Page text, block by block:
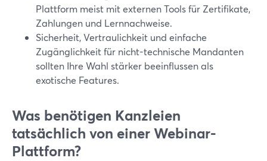
Plattform meist mit externen Tools für Zertifikate,
Zahlungen und Lernnachweise.
Sicherheit, Vertraulichkeit und einfache
Zugänglichkeit für nicht-technische Mandanten
sollten Ihre Wahl stärker beeinflussen als
exotische Features.
Was benötigen Kanzleien
tatsächlich von einer Webinar-
Plattform?